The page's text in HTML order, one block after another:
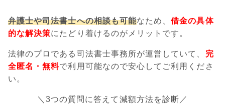
弁護士や司法書士への相談も可能なため、借金の具体
的な解決策にたどり着けるのがメリットです。
法律のプロである司法書士事務所が運営していて、 完
全匿名・無料で利用可能なので安心してご利用くださ
い。
＼3つの質問に答えて減額方法を診断／